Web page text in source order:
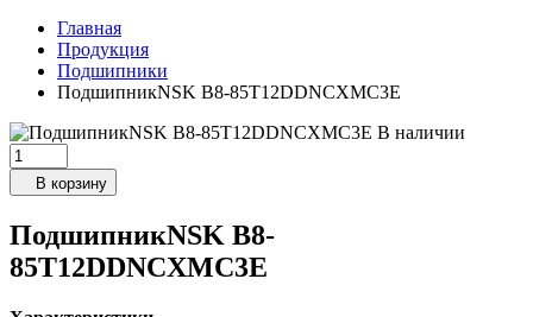
Главная
Продукция
Подшипники
ПодшипникNSK B8-85T12DDNCXMC3E
В наличии
В корзину
ПодшипникNSK B8-
85T12DDNCXMC3E